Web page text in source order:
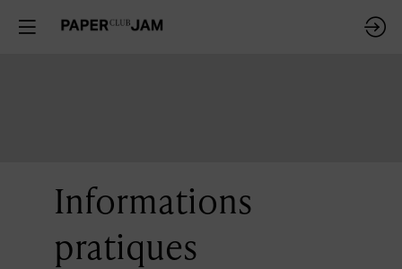
Informations
pratiques